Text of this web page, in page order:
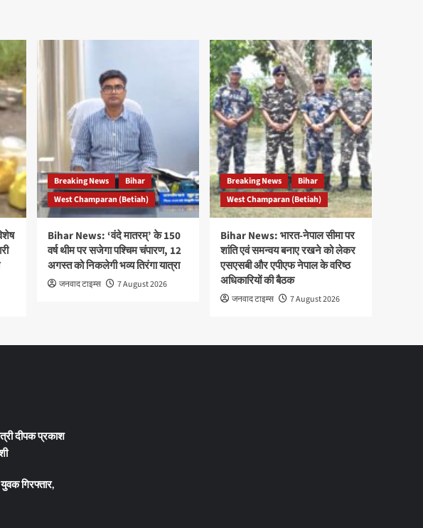
Breaking News
Bihar
West Champaran (Betiah)
Bihar News: ‘वंदे मातरम्’ के 150
वर्ष थीम पर सजेगा पश्चिम चंपारण, 12
अगस्त को निकलेगी भव्य तिरंगा यात्रा
जनवाद टाइम्स 7 August 2026
Breaking News
Bihar
West Champaran (Betiah)
Bihar News: भारत-नेपाल सीमा पर
शांति एवं समन्वय बनाए रखने को लेकर
एसएसबी और एपीएफ नेपाल के वरिष्ठ
अधिकारियों की बैठक
जनवाद टाइम्स 7 August 2026
दीपक प्रकाश
गिरफ्तार,